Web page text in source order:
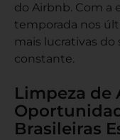
do Airbnb. Com a
temporada nos
mais lucrativas
constante.
Limpeza de
Brasileiras